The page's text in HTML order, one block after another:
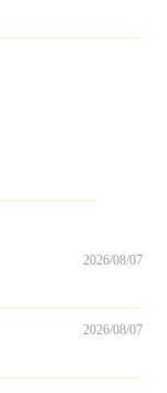
2026/08/07
2026/08/07